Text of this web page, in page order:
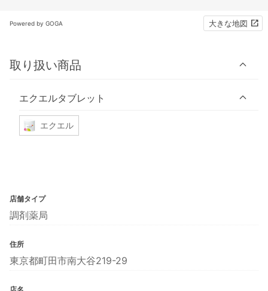
Powered by GOGA 大きな地図
取り扱い商品
エクエルタブレット
エクエル
店舗タイプ
調剤薬局
住所
東京都町田市南大谷219-29